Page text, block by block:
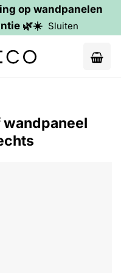
op wandpanelen
🌿☀️ Sluiten